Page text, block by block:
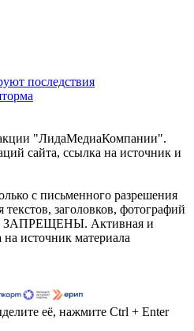
последствия
"ЛидаМедиаКомпании".
сайта, ссылка на источник и
с письменного разрешения
заголовков, фотографий
ЗАПРЕЩЕНЫ. Активная и
источник материала
её, нажмите Ctrl + Enter